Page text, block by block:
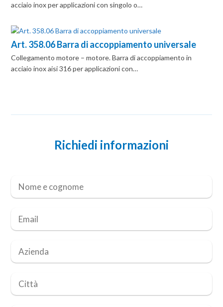
acciaio inox per applicazioni con singolo o…
Art. 358.06 Barra di accoppiamento universale
Collegamento motore – motore. Barra di accoppiamento in
acciaio inox aisi 316 per applicazioni con…
Richiedi informazioni